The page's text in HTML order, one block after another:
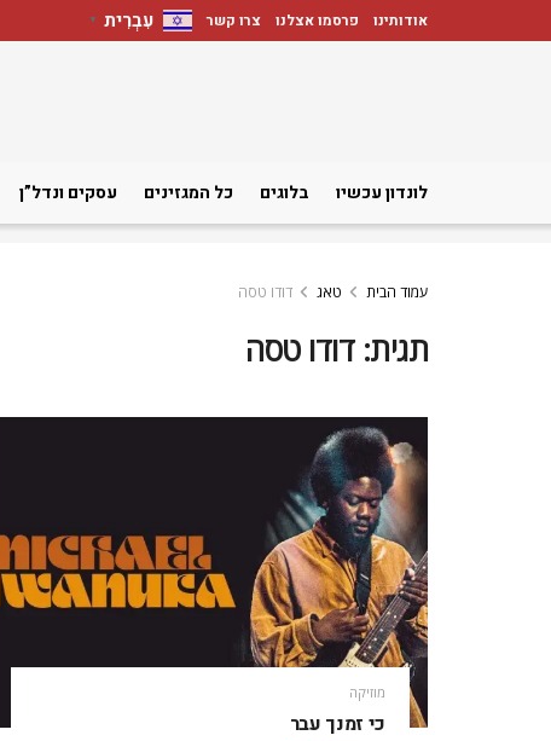
אודותינו פרסמו אצלנו צרו קשר עִבְרִית ▼
לונדון עכשיו בלוגים כל המגזינים עסקים ונדל”ן
עמוד הבית טאג דודו טסה
תגית:דודו טסה
מוזיקה
כי זמנך עבר